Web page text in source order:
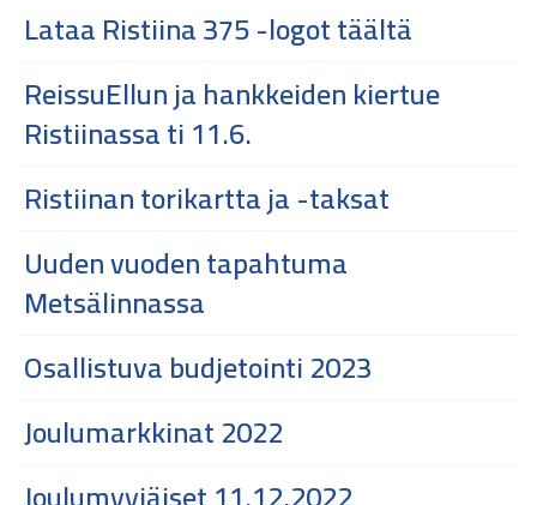
Lataa Ristiina 375 -logot täältä
ReissuEllun ja hankkeiden kiertue
Ristiinassa ti 11.6.
Ristiinan torikartta ja -taksat
Uuden vuoden tapahtuma
Metsälinnassa
Osallistuva budjetointi 2023
Joulumarkkinat 2022